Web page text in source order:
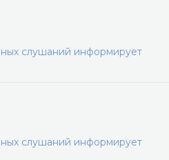
слушаний информирует
слушаний информирует